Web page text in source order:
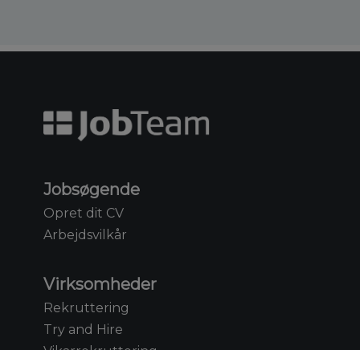
Jobsøgende
Opret dit CV
Arbejdsvilkår
Virksomheder
Rekruttering
Try and Hire